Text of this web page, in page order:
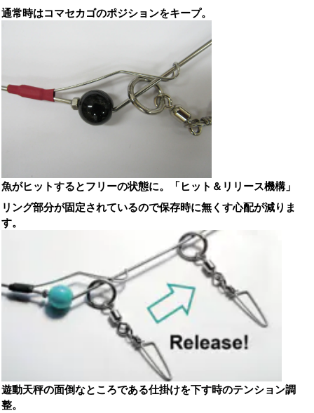
通常時はコマセカゴのポジションをキープ。
魚がヒットするとフリーの状態に。「ヒット＆リリース機構」
リング部分が固定されているので保存時に無くす心配が減りま
す。
遊動天秤の面倒なところである仕掛けを下す時のテンション調
整。